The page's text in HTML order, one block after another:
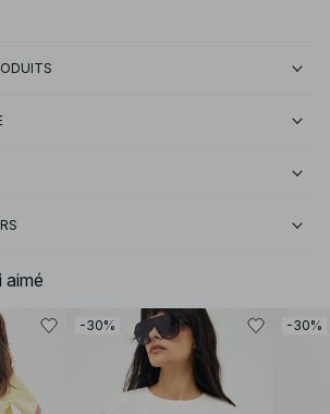
aimé
-30% -30%